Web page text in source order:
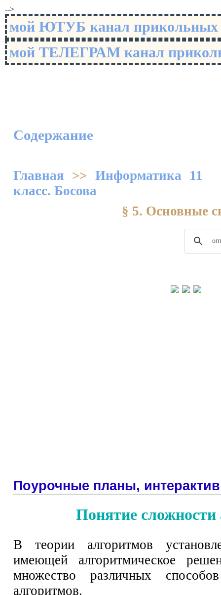
-->
мой ЮТУБ канал
мой ТЕЛЕГРАМ канал
Содержание
Главная >> Информатика 11
класс. Босова
§ 5. Основные
Поурочные планы, интерактив
Понятие сложности
В теории алгоритмов
имеющей алгоритмическое
множество различных
алгоритмов.